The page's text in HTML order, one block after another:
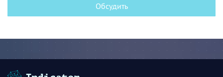
Обсудить